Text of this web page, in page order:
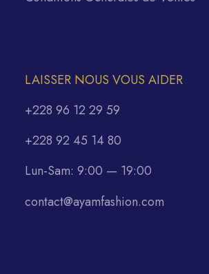
LAISSER NOUS VOUS AIDER
+228 96 12 29 59
+228 92 45 14 80
Lun-Sam: 9:00 — 19:00
contact@ayamfashion.com